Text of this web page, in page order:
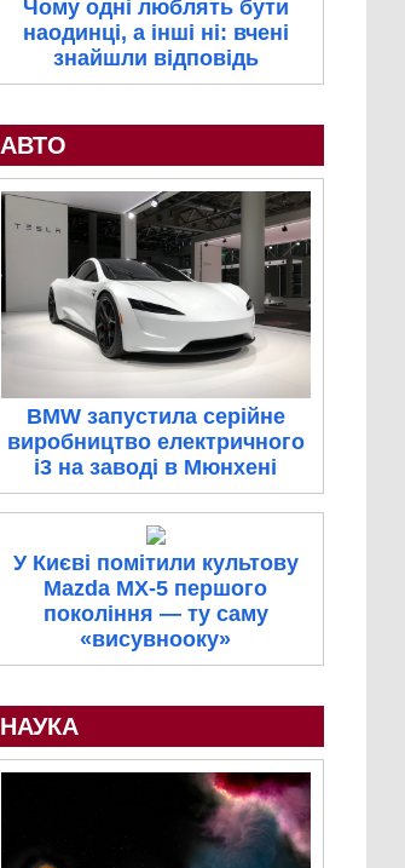
Чому одні люблять бути
наодинці, а інші ні: вчені
знайшли відповідь
АВТО
BMW запустила серійне
виробництво електричного
i3 на заводі в Мюнхені
У Києві помітили культову
Mazda MX-5 першого
покоління — ту саму
«висувнооку»
НАУКА